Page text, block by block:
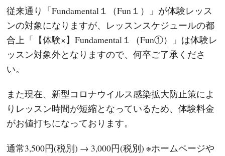
従来通り「Fundamental１（Fun１）」が体験レッス
ンの対象になりますが、レッスンスケジュールの都
合上「【体験×】Fundamental１（Fun①）」は体験レ
ッスン対象外となりますので、何卒ご了承くださ
い。
また現在、新型コロナウイルス感染拡大防止策によ
りレッスン時間が短縮となっているため、体験料金
がお値打ちになっております。
通常3,500円(税別) → 3,000円(税別) ※ホームページや